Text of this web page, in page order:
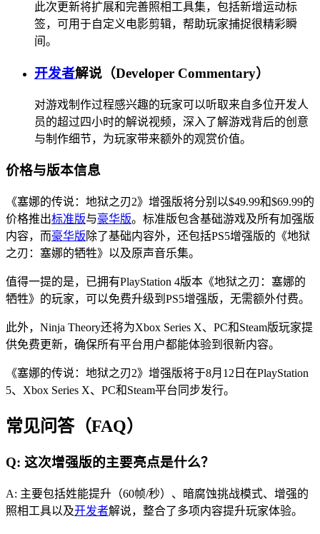
此次更新将扩展和完善照相工具集，包括新增运动标
签，可用于自定义电影剪辑，帮助玩家捕捉很精彩瞬
间。
开发者解说（Developer Commentary）
对游戏制作过程感兴趣的玩家可以听取来自多位开发人
员的超过四小时的解说视频，深入了解游戏背后的创意
与制作细节，为玩家带来额外的观赏价值。
价格与版本信息
《塞娜的传说：地狱之刃2》增强版将分别以$49.99和$69.99的
价格推出标准版与豪华版。标准版包含基础游戏及所有加强版
内容，而豪华版除了基础内容外，还包括PS5增强版的《地狱
之刃：塞娜的牺牲》以及原声音乐集。
值得一提的是，已拥有PlayStation 4版本《地狱之刃：塞娜的
牺牲》的玩家，可以免费升级到PS5增强版，无需额外付费。
此外，Ninja Theory还将为Xbox Series X、PC和Steam版玩家提
供免费更新，确保所有平台用户都能体验到很新内容。
《塞娜的传说：地狱之刃2》增强版将于8月12日在PlayStation
5、Xbox Series X、PC和Steam平台同步发行。
常见问答（FAQ）
Q: 这次增强版的主要亮点是什么？
A: 主要包括姓能提升（60帧/秒）、暗腐蚀挑战模式、增强的
照相工具以及开发者解说，整合了多项内容提升玩家体验。